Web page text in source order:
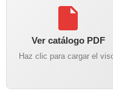
Ver catálogo PDF
Haz clic para cargar el